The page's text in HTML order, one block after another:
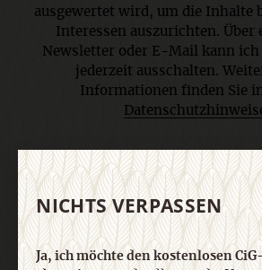
ausgewertet wird, um die Inhalte
Interessen auszurichten. Über
Newsletter oder E-Mail kann ich
jederzeit ausschalten.
Informationen finden Sie
E-Mail
NICHTS VERPASSEN
Ja, ich möchte den kostenlosen